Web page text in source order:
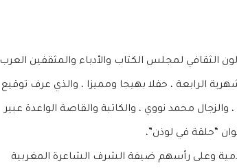
الثقافي لمجلس الكتاب والأدباء والمثقفين العرب
الرابعة ، حفلا بهيجا ومميزا ، والذي عرف توقيع
محمد نووي ، والكاتبة والقاصة الواعدة عبير
“حلقة في لوذن”،
وعلى رأسهم ضيفة الشرف الشاعرة المغربية